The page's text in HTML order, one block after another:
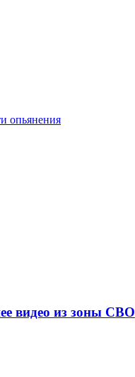
опьянения
видео из зоны СВО